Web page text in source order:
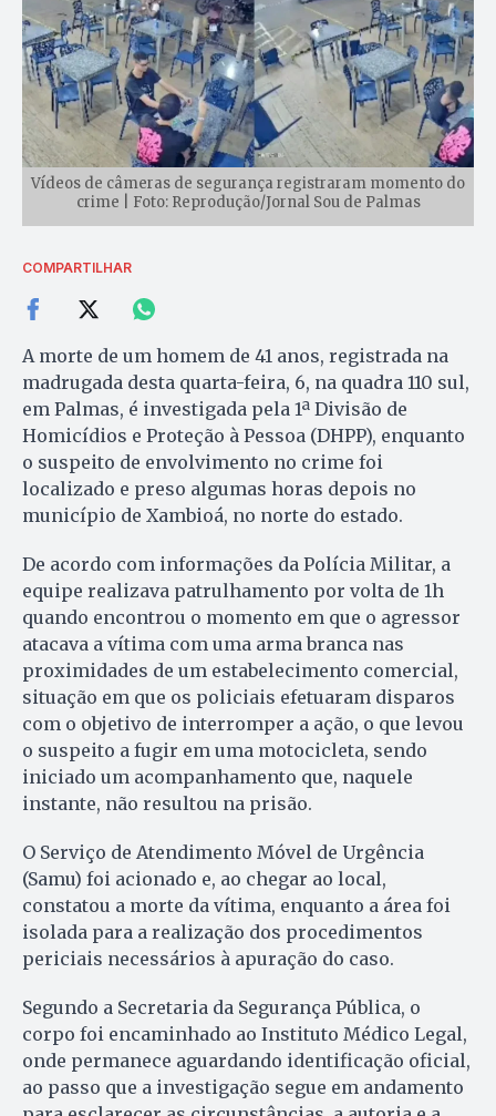
Vídeos de câmeras de segurança registraram momento do
crime | Foto: Reprodução/Jornal Sou de Palmas
COMPARTILHAR
A morte de um homem de 41 anos, registrada na
madrugada desta quarta-feira, 6, na quadra 110 sul,
em Palmas, é investigada pela 1ª Divisão de
Homicídios e Proteção à Pessoa (DHPP), enquanto
o suspeito de envolvimento no crime foi
localizado e preso algumas horas depois no
município de Xambioá, no norte do estado.
De acordo com informações da Polícia Militar, a
equipe realizava patrulhamento por volta de 1h
quando encontrou o momento em que o agressor
atacava a vítima com uma arma branca nas
proximidades de um estabelecimento comercial,
situação em que os policiais efetuaram disparos
com o objetivo de interromper a ação, o que levou
o suspeito a fugir em uma motocicleta, sendo
iniciado um acompanhamento que, naquele
instante, não resultou na prisão.
O Serviço de Atendimento Móvel de Urgência
(Samu) foi acionado e, ao chegar ao local,
constatou a morte da vítima, enquanto a área foi
isolada para a realização dos procedimentos
periciais necessários à apuração do caso.
Segundo a Secretaria da Segurança Pública, o
corpo foi encaminhado ao Instituto Médico Legal,
onde permanece aguardando identificação oficial,
ao passo que a investigação segue em andamento